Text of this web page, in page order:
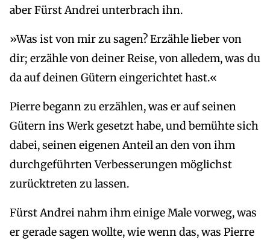
aber Fürst Andrei unterbrach ihn.
»Was ist von mir zu sagen? Erzähle lieber von
dir; erzähle von deiner Reise, von alledem, was du
da auf deinen Gütern eingerichtet hast.«
Pierre begann zu erzählen, was er auf seinen
Gütern ins Werk gesetzt habe, und bemühte sich
dabei, seinen eigenen Anteil an den von ihm
durchgeführten Verbesserungen möglichst
zurücktreten zu lassen.
Fürst Andrei nahm ihm einige Male vorweg, was
er gerade sagen wollte, wie wenn das, was Pierre